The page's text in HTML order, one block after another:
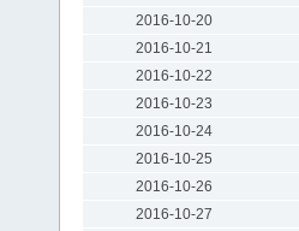
2016-10-20
2016-10-21
2016-10-22
2016-10-23
2016-10-24
2016-10-25
2016-10-26
2016-10-27